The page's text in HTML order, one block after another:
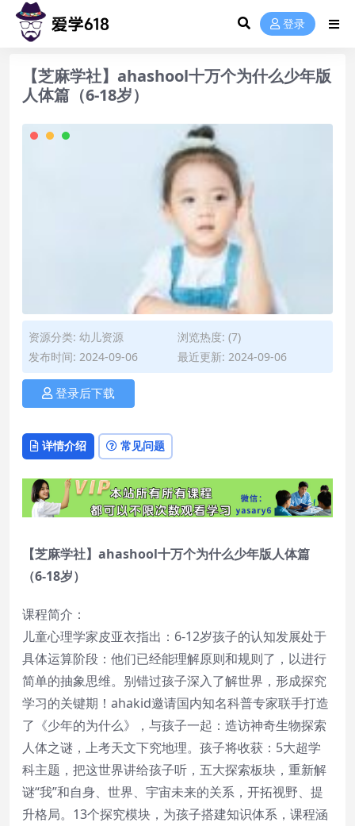
登录
【芝麻学社】ahashool十万个为什么少年版
人体篇（6-18岁）
资源分类: 幼儿资源
浏览热度: (7)
发布时间: 2024-09-06
最近更新: 2024-09-06
登录后下载
详情介绍 常见问题
【芝麻学社】ahashool十万个为什么少年版人体篇
（6-18岁）
课程简介：
儿童心理学家皮亚衣指出：6-12岁孩子的认知发展处于
具体运算阶段：他们已经能理解原则和规则了，以进行
简单的抽象思维。别错过孩子深入了解世界，形成探究
学习的关键期！ahakid邀请国内知名科普专家联手打造
了《少年的为什么》，与孩子一起：造访神奇生物探索
人体之谜，上考天文下究地理。孩子将收获：5大超学
科主题，把这世界讲给孩子听，五大探索板块，重新解
谜“我”和自身、世界、宇宙未来的关系，开拓视野、提
升格局。13个探究模块，为孩子搭建知识体系，课程涵